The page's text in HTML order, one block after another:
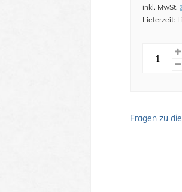
inkl. MwSt.
Lieferzeit:
Fragen zu